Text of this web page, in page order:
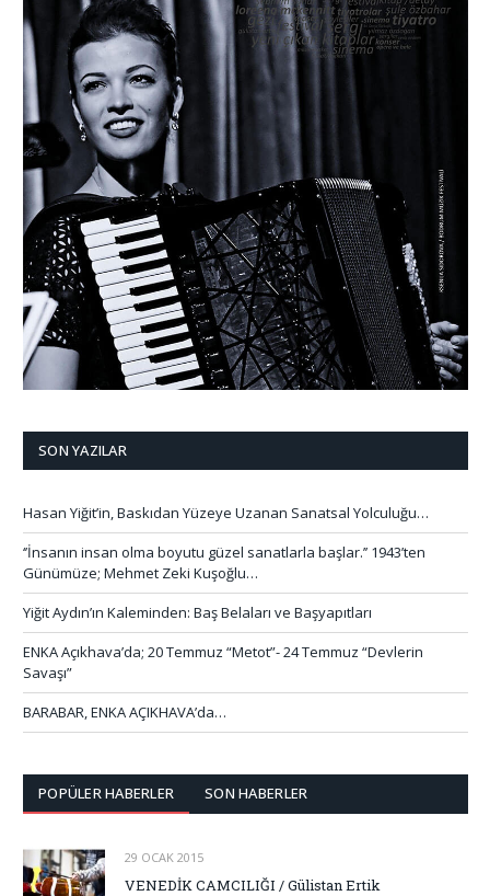
SON YAZILAR
Hasan Yiğit’in, Baskıdan Yüzeye Uzanan Sanatsal Yolculuğu…
‘’İnsanın insan olma boyutu güzel sanatlarla başlar.’’ 1943’ten
Günümüze; Mehmet Zeki Kuşoğlu…
Yiğit Aydın’ın Kaleminden: Baş Belaları ve Başyapıtları
ENKA Açıkhava’da; 20 Temmuz “Metot”- 24 Temmuz “Devlerin
Savaşı”
BARABAR, ENKA AÇIKHAVA’da…
POPÜLER HABERLER SON HABERLER
29 OCAK 2015
VENEDİK CAMCILIĞI / Gülistan Ertik